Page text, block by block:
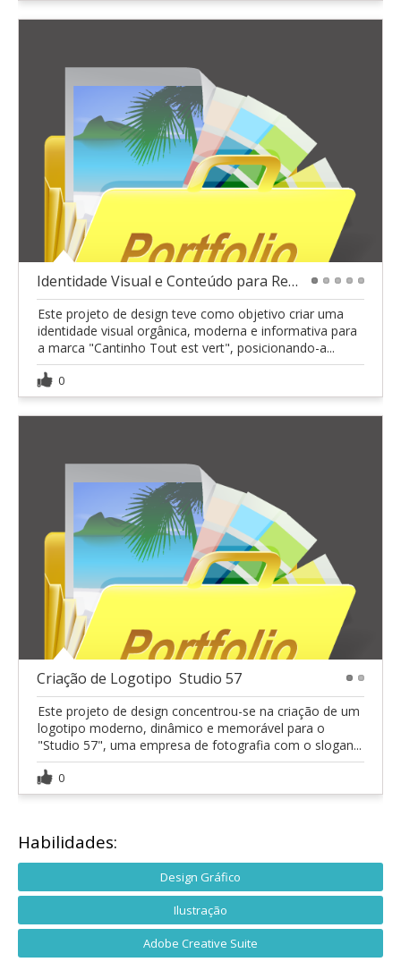
Identidade Visual e Conteúdo para Redes Sociais
Este projeto de design teve como objetivo criar uma
identidade visual orgânica, moderna e informativa para
a marca "Cantinho Tout est vert", posicionando-a...
0
Criação de Logotipo  Studio 57
Este projeto de design concentrou-se na criação de um
logotipo moderno, dinâmico e memorável para o
"Studio 57", uma empresa de fotografia com o slogan...
0
Habilidades:
Design Gráfico
Ilustração
Adobe Creative Suite